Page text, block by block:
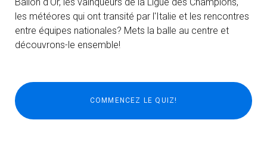
Ballon d'Or, les vainqueurs de la Ligue des Champions,
les météores qui ont transité par l'Italie et les rencontres
entre équipes nationales? Mets la balle au centre et
découvrons-le ensemble!